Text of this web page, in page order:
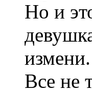
Но и
Все не